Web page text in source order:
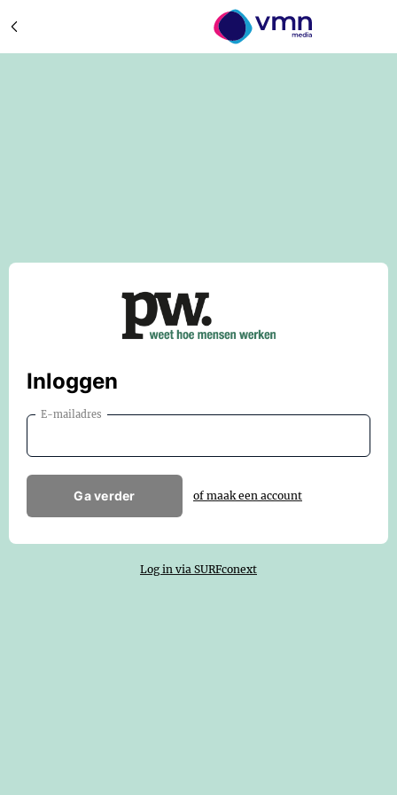
Inloggen
E-mailadres
Ga verder of maak een account
Log in via SURFconext